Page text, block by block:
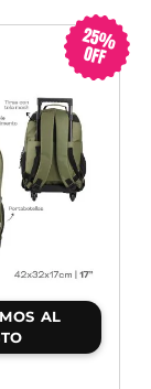
25%
OFF
AL